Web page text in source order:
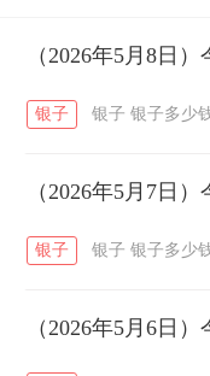
开国纪念币
菜百 周生生
六福 / 金至尊
（2026年5月8日
银子 银子 银子多少
（2026年5月7日
银子 银子 银子多少
（2026年5月6日